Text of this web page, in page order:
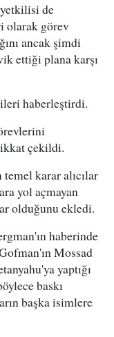
de
olarak görev
ancak şimdi
ettiği plana karşı
haberleştirdi.
çekildi.
karar alıcılar
yol açmayan
olduğunu ekledi.
haberinde
Mossad
yaptığı
baskı
başka isimlere